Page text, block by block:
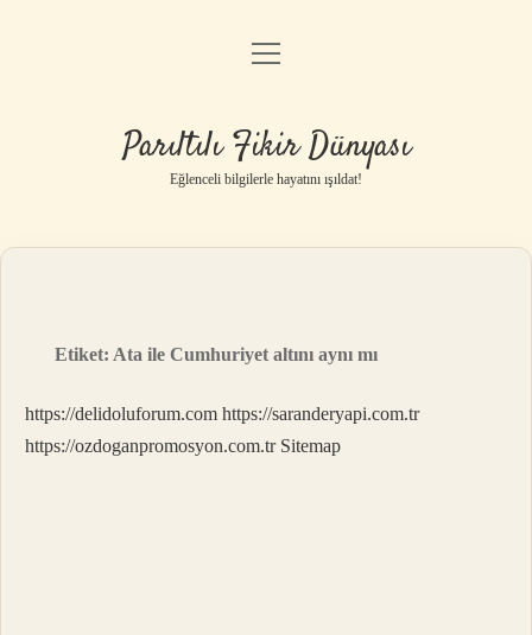
Anasayfa
Yasal Uyarı
menüyü
Parıltılı Fikir Dünyası
Eğlenceli bilgilerle hayatını ışıldat!
Etiket: Ata ile Cumhuriyet altını aynı mı
https://delidoluforum.com https://saranderyapi.com.tr
https://ozdoganpromosyon.com.tr Sitemap